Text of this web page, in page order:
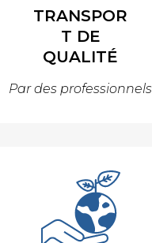
TRANSPOR
T DE
QUALITÉ
Par des professionnels